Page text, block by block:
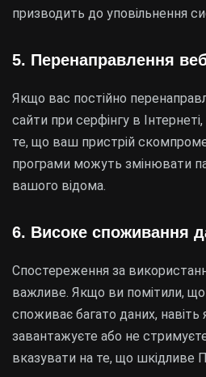
призводить до уповільнення
5. Перенаправлення
Якщо вас постійно
сайти при серфінгу в
те, що ваш пристрій
програми можуть змінювати
вашого відома.
6. Високе споживання
Спостереження за
важливе. Якщо ви помітили,
споживає багато даних,
завантажуєте або не
вказувати на те, що шкідливе